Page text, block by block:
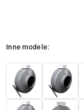
Wariant
Inne modele: